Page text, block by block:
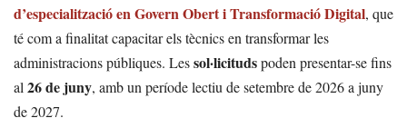
d’especialització en Govern Obert i Transformació Digital, que
té com a finalitat capacitar els tècnics en transformar les
administracions públiques. Lessol·licitudspoden presentar-se fins
al 26 de juny, amb un període lectiu de setembre de 2026 a juny
de 2027.